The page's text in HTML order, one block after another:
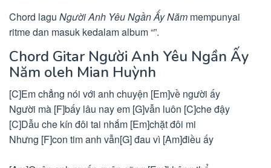
Chord lagu Người Anh Yêu Ngần Ấy Năm mempunyai
ritme dan masuk kedalam album “”.
Chord Gitar Người Anh Yêu Ngần Ấy
Năm oleh Mian Huỳnh
[C]Em chẳng nói với anh chuyện [Em]về người ấy
Người mà [F]bấy lâu nay em [G]vẫn luôn [C]che đậy
[C]Dẫu che kín đôi tai nhắm [Em]chặt đôi mi
Nhưng [F]con tim anh vẫn[G] đau vì [Am]điều ấy